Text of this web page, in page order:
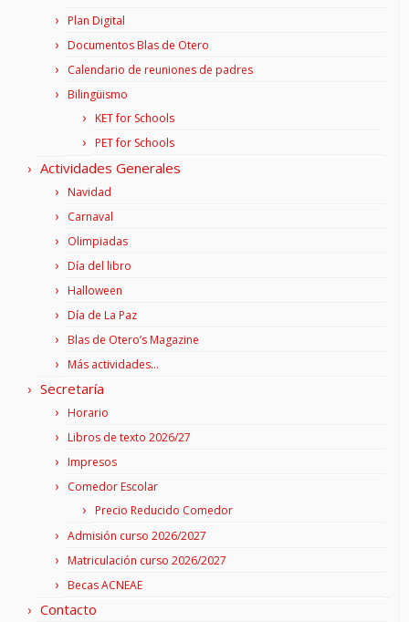
Plan Digital
Documentos Blas de Otero
Calendario de reuniones de padres
Bilingüismo
KET for Schools
PET for Schools
Actividades Generales
Navidad
Carnaval
Olimpiadas
Día del libro
Halloween
Día de La Paz
Blas de Otero’s Magazine
Más actividades…
Secretaría
Horario
Libros de texto 2026/27
Impresos
Comedor Escolar
Precio Reducido Comedor
Admisión curso 2026/2027
Matriculación curso 2026/2027
Becas ACNEAE
Contacto